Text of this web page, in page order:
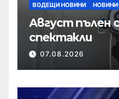
ВОДЕЩИ НОВИНИ
Август пълен
спектакли
07.08.2026